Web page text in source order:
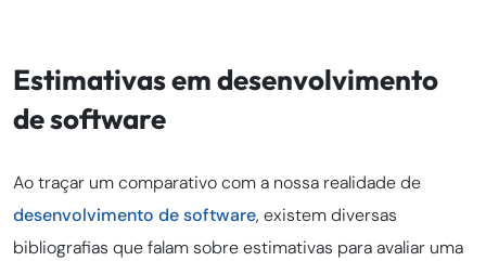
Estimativas em desenvolvimento
de software
Ao traçar um comparativo com a nossa realidade de
desenvolvimento de software, existem diversas
bibliografias que falam sobre estimativas para avaliar uma